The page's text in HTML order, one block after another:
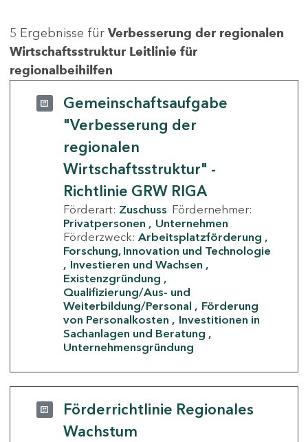
5 Ergebnisse für Verbesserung der regionalen
Wirtschaftsstruktur Leitlinie für
regionalbeihilfen
Gemeinschaftsaufgabe
"Verbesserung der
regionalen
Wirtschaftsstruktur" -
Richtlinie GRW RIGA
Förderart: Zuschuss Fördernehmer:
Privatpersonen
Unternehmen
Förderzweck: Arbeitsplatzförderung
Forschung, Innovation und Technologie
Investieren und Wachsen
Existenzgründung
Qualifizierung/Aus- und
Weiterbildung/Personal
Förderung
von Personalkosten
Investitionen in
Sachanlagen und Beratung
Unternehmensgründung
Förderrichtlinie Regionales
Wachstum